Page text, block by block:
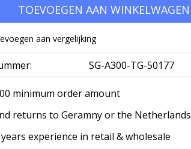
TOEVOEGEN AAN WINKELWAGEN
aan vergelijking
SG-A300-TG-50177
minimum order amount
returns to Geramny or the Netherlands
years experience in retail & wholesale